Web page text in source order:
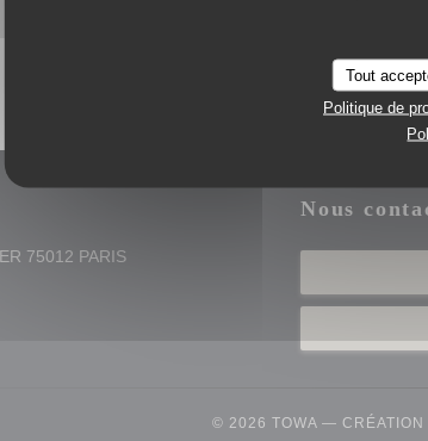
Tout
Politique de
75012 PARIS((ouvre une nouvelle fenêtre))
nouvelle fenêtre))
une nouvelle fenêtre))
Nous
© 2026 TOWA — CRÉATION